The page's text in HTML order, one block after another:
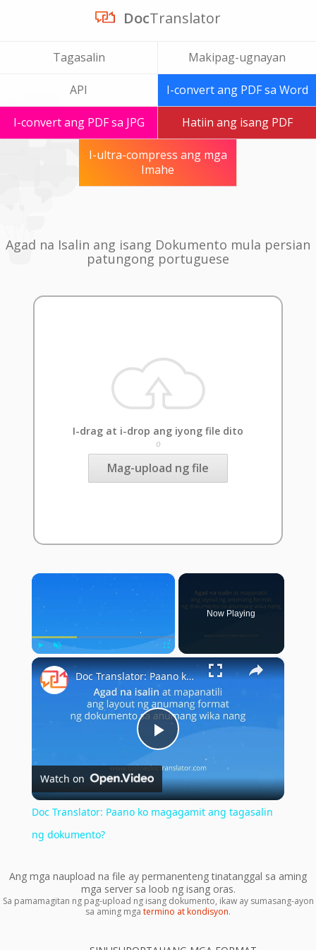
DocTranslator
Tagasalin Makipag-ugnayan
API I-convert ang PDF sa Word
I-convert ang PDF sa JPG Hatiin ang isang PDF
I-ultra-compress ang mga
Imahe
Agad na Isalin ang isang Dokumento mula persian
patungong portuguese
I-drag at i-drop ang iyong file dito
o
Mag-upload ng file
×
Play Unmute Fullscreen
Now Playing
×
Play
Video
Doc Translator: Paano ko magagamit ang tagasalin ng dokumento?
Watch on
Doc Translator: Paano ko magagamit ang tagasalin
ng dokumento?
Ang mga naupload na file ay permanenteng tinatanggal sa aming
mga server sa loob ng isang oras.
Sa pamamagitan ng pag-upload ng isang dokumento, ikaw ay sumasang-ayon
sa aming mga termino at kondisyon.